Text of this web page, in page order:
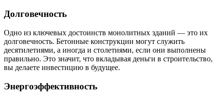
Долговечность
Одно из ключевых достоинств монолитных зданий — это их
долговечность. Бетонные конструкции могут служить
десятилетиями, а иногда и столетиями, если они выполнены
правильно. Это значит, что вкладывая деньги в строительство,
вы делаете инвестицию в будущее.
Энергоэффективность